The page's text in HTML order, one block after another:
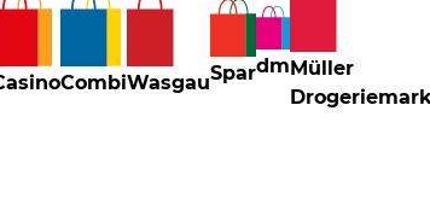
CombiWasgauSpardmMüller